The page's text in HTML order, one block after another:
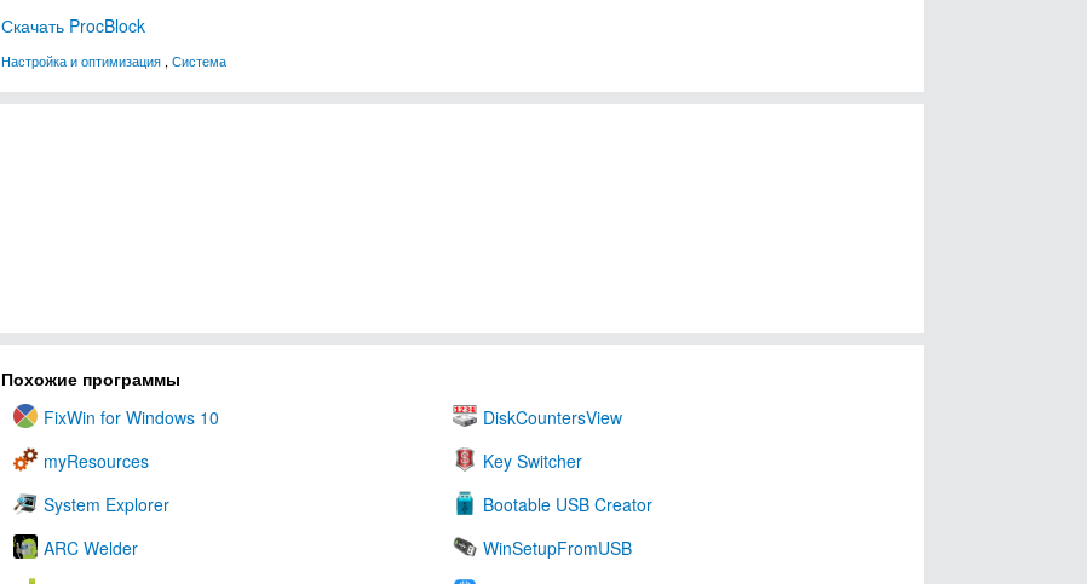
Скачать ProcBlock
Настройка и оптимизация , Система
Похожие программы
FixWin for Windows 10
DiskCountersView
myResources
Key Switcher
System Explorer
Bootable USB Creator
ARC Welder
WinSetupFromUSB